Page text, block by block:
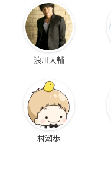
浪川大輔
村瀬歩